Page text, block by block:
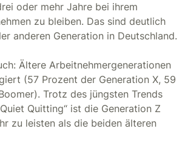
oder mehr Jahre bei ihrem
zu bleiben. Das sind deutlich
anderen Generation in Deutschland.
Ältere Arbeitnehmergenerationen
(57 Prozent der Generation X, 59
Trotz des jüngsten Trends
Quitting“ ist die Generation Z
zu leisten als die beiden älteren